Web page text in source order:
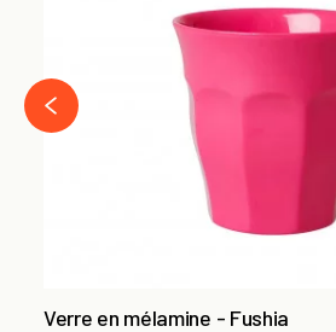
Verre en mélamine - Fushia
‹